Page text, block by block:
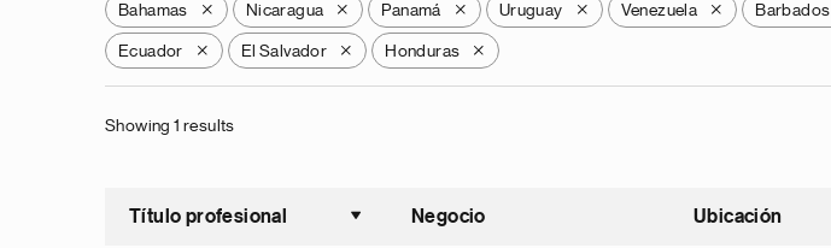
Bahamas X Nicaragua X Panamá X Uruguay X Venezuela X Barbados
Ecuador X El Salvador X Honduras X
Showing 1 results
Título profesional
Ordenar ascendente
Negocio Ubicación